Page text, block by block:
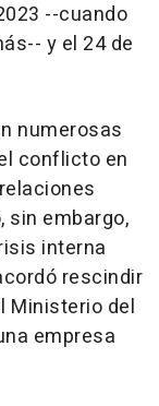
--cuando
y el 24 de
numerosas
conflicto en
sin embargo,
interna
rescindir
Ministerio del
empresa